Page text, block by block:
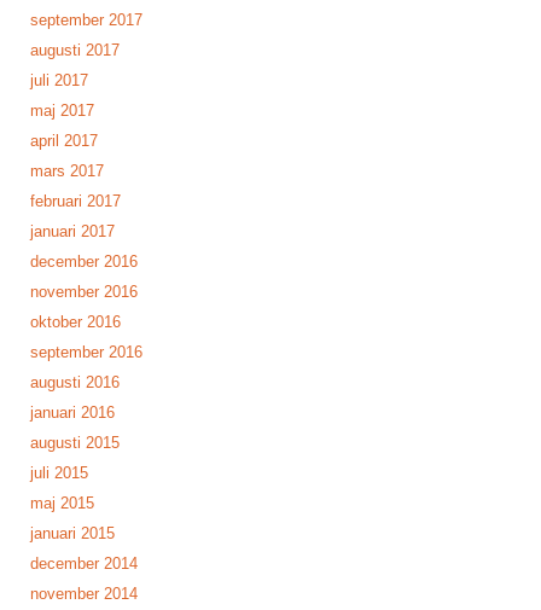
september 2017
augusti 2017
juli 2017
maj 2017
april 2017
mars 2017
februari 2017
januari 2017
december 2016
november 2016
oktober 2016
september 2016
augusti 2016
januari 2016
augusti 2015
juli 2015
maj 2015
januari 2015
december 2014
november 2014